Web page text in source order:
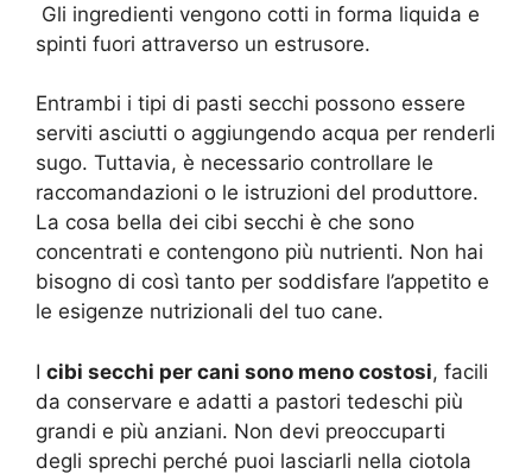
Gli ingredienti vengono cotti in forma liquida e
spinti fuori attraverso un estrusore.
Entrambi i tipi di pasti secchi possono essere
serviti asciutti o aggiungendo acqua per renderli
sugo. Tuttavia, è necessario controllare le
raccomandazioni o le istruzioni del produttore.
La cosa bella dei cibi secchi è che sono
concentrati e contengono più nutrienti. Non hai
bisogno di così tanto per soddisfare l’appetito e
le esigenze nutrizionali del tuo cane.
I cibi secchi per cani sono meno costosi, facili
da conservare e adatti a pastori tedeschi più
grandi e più anziani. Non devi preoccuparti
degli sprechi perché puoi lasciarli nella ciotola